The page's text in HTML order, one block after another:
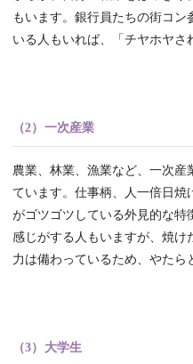
もいます。銀行員たちの街コ
いる人もいれば、「チヤホヤさ
（2）一次産業
農業、林業、漁業など、一次産
ています。仕事柄、人一倍日
がゴツゴツしている外見的な特
感じがする人もいますが、焼け
力は備わっているため、やたら
（3）大学生